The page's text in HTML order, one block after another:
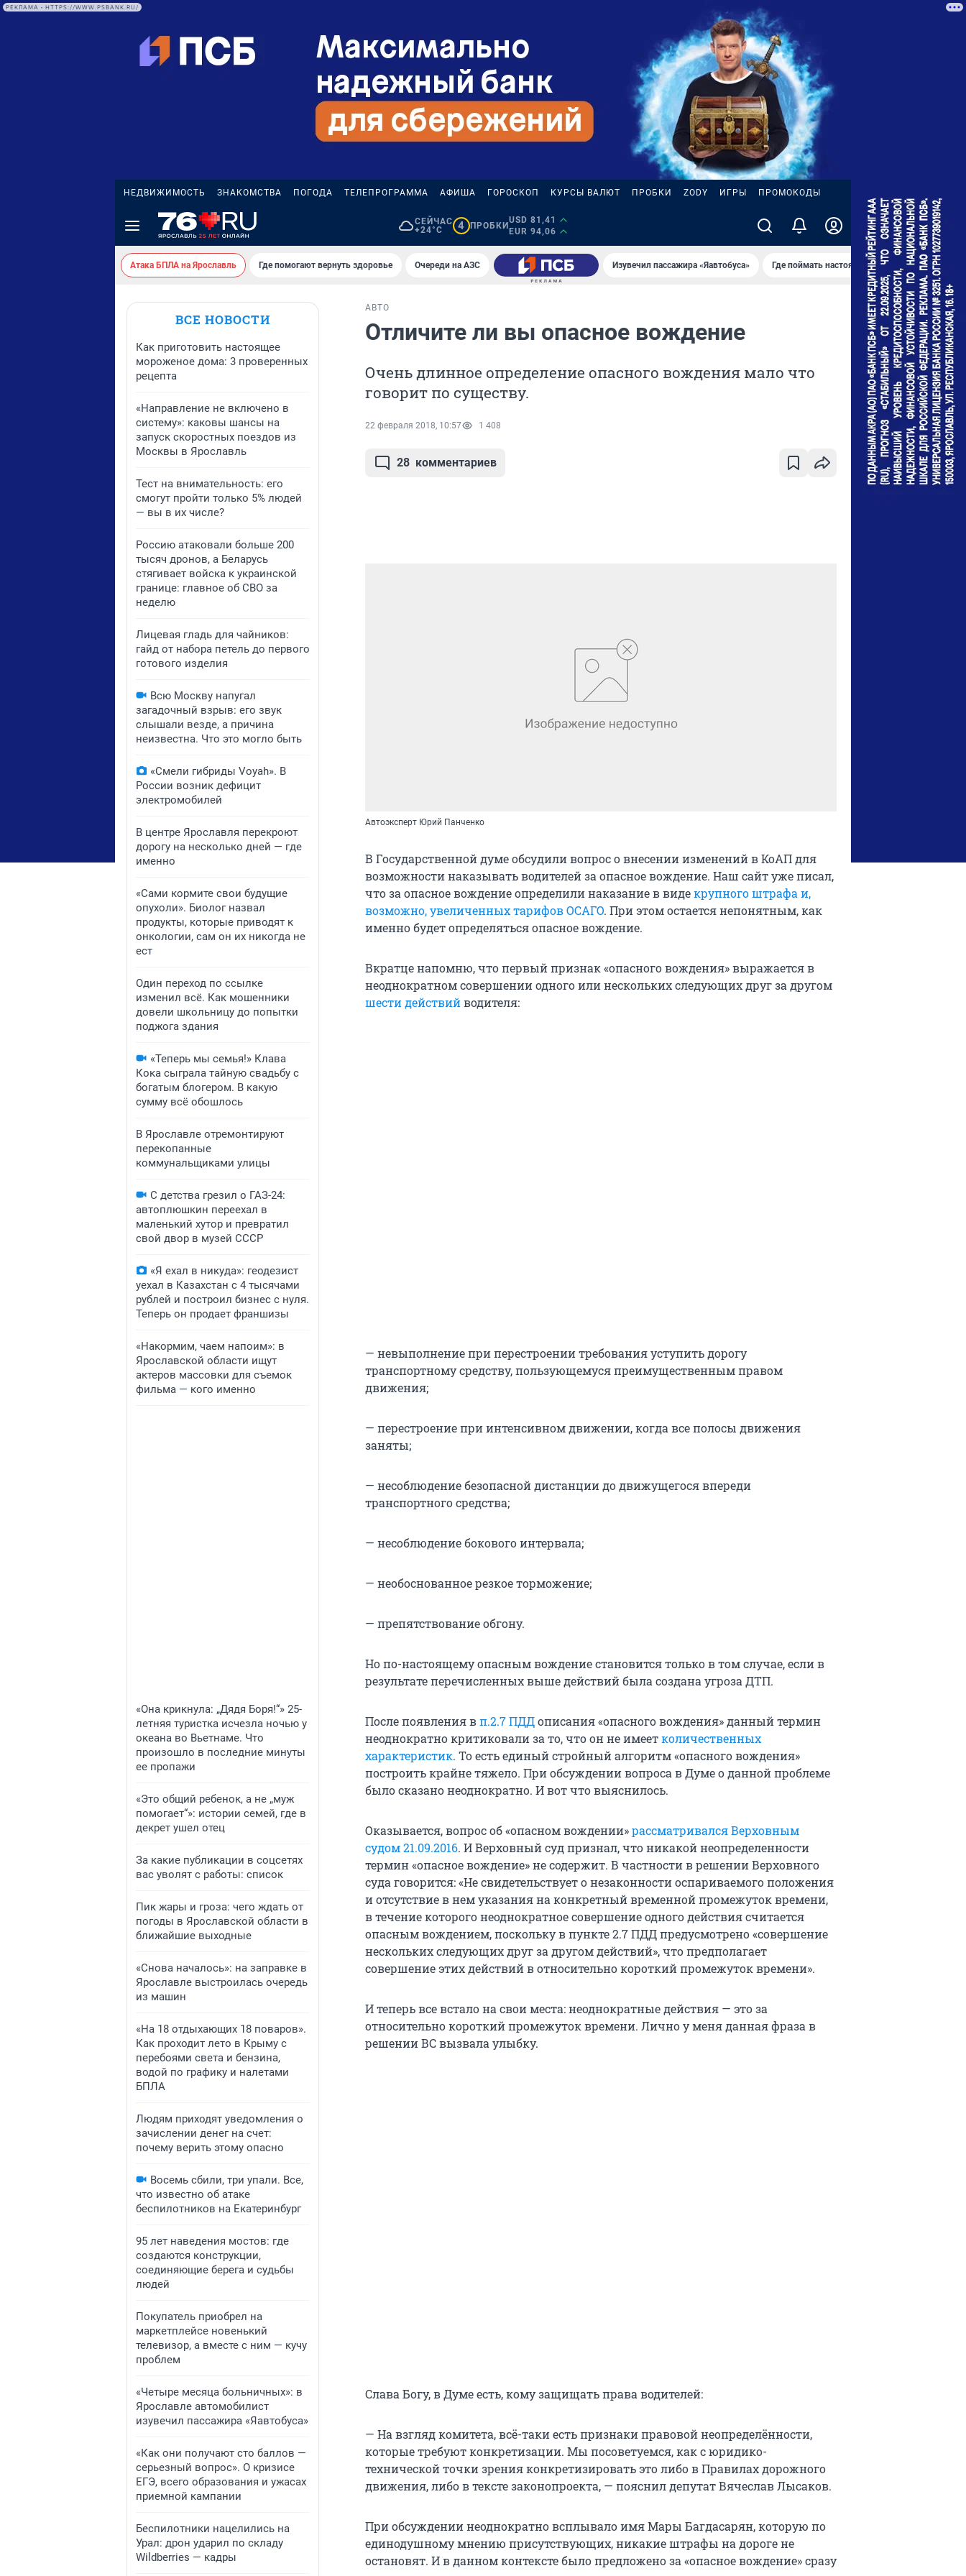
РЕКЛАМА • HTTPS://WWW.PSBANK.RU/
НЕДВИЖИМОСТЬ ЗНАКОМСТВА ПОГОДА ТЕЛЕПРОГРАММА АФИША ГОРОСКОП КУРСЫ ВАЛЮТ ПРОБКИ ZODY ИГРЫ ПРОМОКОДЫ
СЕЙЧАС
+24°C
4 ПРОБКИ
USD 81,41
EUR 94,06
Атака БПЛА на Ярославль Где помогают вернуть здоровье Очереди на АЗС Изувечил пассажира «Яавтобуса» Где поймать настоящее лето Пожар на
ВСЕ НОВОСТИ
Как приготовить настоящее
мороженое дома: 3 проверенных
рецепта
«Направление не включено в
систему»: каковы шансы на
запуск скоростных поездов из
Москвы в Ярославль
Тест на внимательность: его
смогут пройти только 5% людей
— вы в их числе?
Россию атаковали больше 200
тысяч дронов, а Беларусь
стягивает войска к украинской
границе: главное об СВО за
неделю
Лицевая гладь для чайников:
гайд от набора петель до первого
готового изделия
Всю Москву напугал
загадочный взрыв: его звук
слышали везде, а причина
неизвестна. Что это могло быть
«Смели гибриды Voyah». В
России возник дефицит
электромобилей
В центре Ярославля перекроют
дорогу на несколько дней — где
именно
«Сами кормите свои будущие
опухоли». Биолог назвал
продукты, которые приводят к
онкологии, сам он их никогда не
ест
Один переход по ссылке
изменил всё. Как мошенники
довели школьницу до попытки
поджога здания
«Теперь мы семья!» Клава
Кока сыграла тайную свадьбу с
богатым блогером. В какую
сумму всё обошлось
В Ярославле отремонтируют
перекопанные
коммунальщиками улицы
С детства грезил о ГАЗ-24:
автоплюшкин переехал в
маленький хутор и превратил
свой двор в музей СССР
«Я ехал в никуда»: геодезист
уехал в Казахстан с 4 тысячами
рублей и построил бизнес с нуля.
Теперь он продает франшизы
«Накормим, чаем напоим»: в
Ярославской области ищут
актеров массовки для съемок
фильма — кого именно
«Она крикнула: „Дядя Боря!“» 25-
летняя туристка исчезла ночью у
океана во Вьетнаме. Что
произошло в последние минуты
ее пропажи
«Это общий ребенок, а не „муж
помогает“»: истории семей, где в
декрет ушел отец
За какие публикации в соцсетях
вас уволят с работы: список
Пик жары и гроза: чего ждать от
погоды в Ярославской области в
ближайшие выходные
«Снова началось»: на заправке в
Ярославле выстроилась очередь
из машин
«На 18 отдыхающих 18 поваров».
Как проходит лето в Крыму с
перебоями света и бензина,
водой по графику и налетами
БПЛА
Людям приходят уведомления о
зачислении денег на счет:
почему верить этому опасно
Восемь сбили, три упали. Все,
что известно об атаке
беспилотников на Екатеринбург
95 лет наведения мостов: где
создаются конструкции,
соединяющие берега и судьбы
людей
Покупатель приобрел на
маркетплейсе новенький
телевизор, а вместе с ним — кучу
проблем
«Четыре месяца больничных»: в
Ярославле автомобилист
изувечил пассажира «Яавтобуса»
«Как они получают сто баллов —
серьезный вопрос». О кризисе
ЕГЭ, всего образования и ужасах
приемной кампании
Беспилотники нацелились на
Урал: дрон ударил по складу
Wildberries — кадры
АВТО
Отличите ли вы опасное вождение
Очень длинное определение опасного вождения мало что
говорит по существу.
22 февраля 2018, 10:57 1 408
28 комментариев
Автоэксперт Юрий Панченко
В Государственной думе обсудили вопрос о внесении изменений в КоАП для
возможности наказывать водителей за опасное вождение. Наш сайт уже писал,
что за опасное вождение определили наказание в видекрупного штрафа и,
возможно, увеличенных тарифов ОСАГО. При этом остается непонятным, как
именно будет определяться опасное вождение.
Вкратце напомню, что первый признак «опасного вождения» выражается в
неоднократном совершении одного или нескольких следующих друг за другом
шести действийводителя:
— невыполнение при перестроении требования уступить дорогу
транспортному средству, пользующемуся преимущественным правом
движения;
— перестроение при интенсивном движении, когда все полосы движения
заняты;
— несоблюдение безопасной дистанции до движущегося впереди
транспортного средства;
— несоблюдение бокового интервала;
— необоснованное резкое торможение;
— препятствование обгону.
Но по-настоящему опасным вождение становится только в том случае, если в
результате перечисленных выше действий была создана угроза ДТП.
После появления вп.2.7 ПДДописания «опасного вождения» данный термин
неоднократно критиковали за то, что он не имеетколичественных
характеристик. То есть единый стройный алгоритм «опасного вождения»
построить крайне тяжело. При обсуждении вопроса в Думе о данной проблеме
было сказано неоднократно. И вот что выяснилось.
Оказывается, вопрос об «опасном вождении»рассматривался Верховным
судом 21.09.2016. И Верховный суд признал, что никакой неопределенности
термин «опасное вождение» не содержит. В частности в решении Верховного
суда говорится: «Не свидетельствует о незаконности оспариваемого положения
и отсутствие в нем указания на конкретный временной промежуток времени,
в течение которого неоднократное совершение одного действия считается
опасным вождением, поскольку в пункте 2.7 ПДД предусмотрено «совершение
нескольких следующих друг за другом действий», что предполагает
совершение этих действий в относительно короткий промежуток времени».
И теперь все встало на свои места: неоднократные действия — это за
относительно короткий промежуток времени. Лично у меня данная фраза в
решении ВС вызвала улыбку.
Слава Богу, в Думе есть, кому защищать права водителей:
— На взгляд комитета, всё-таки есть признаки правовой неопределённости,
которые требуют конкретизации. Мы посоветуемся, как с юридико-
технической точки зрения конкретизировать это либо в Правилах дорожного
движения, либо в тексте законопроекта, — пояснил депутат Вячеслав Лысаков.
При обсуждении неоднократно всплывало имя Мары Багдасарян, которую по
единодушному мнению присутствующих, никакие штрафы на дороге не
остановят. И в данном контексте было предложено за «опасное вождение» сразу